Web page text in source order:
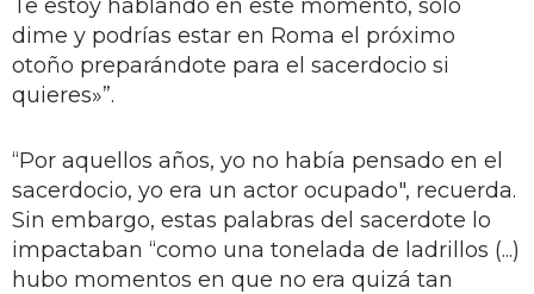
Te estoy hablando en este momento, solo
dime y podrías estar en Roma el próximo
otoño preparándote para el sacerdocio si
quieres»”.
“Por aquellos años, yo no había pensado en el
sacerdocio, yo era un actor ocupado", recuerda.
Sin embargo, estas palabras del sacerdote lo
impactaban “como una tonelada de ladrillos (...)
hubo momentos en que no era quizá tan